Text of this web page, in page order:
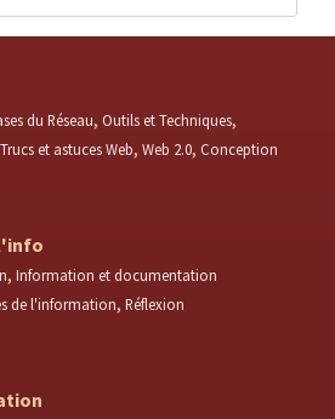
du Réseau Outils et Techniques
Trucs et astuces Web Web 2.0 Conception
Information et documentation
de l'information Réflexion